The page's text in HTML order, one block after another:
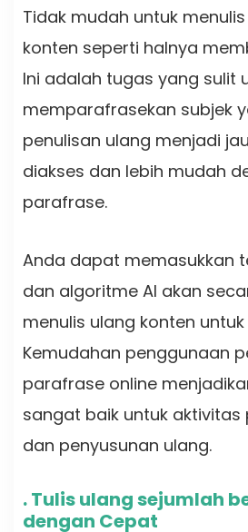
Tidak mudah untuk
konten seperti halnya
Ini adalah tugas yang sulit
memparafrasekan subjek
penulisan ulang menjadi
diakses dan lebih mudah
parafrase.
Anda dapat memasukkan
dan algoritme AI akan
menulis ulang konten untuk
Kemudahan penggunaan
parafrase online
sangat baik untuk aktivitas
dan penyusunan ulang.
. Tulis ulang sejumlah
dengan Cepat